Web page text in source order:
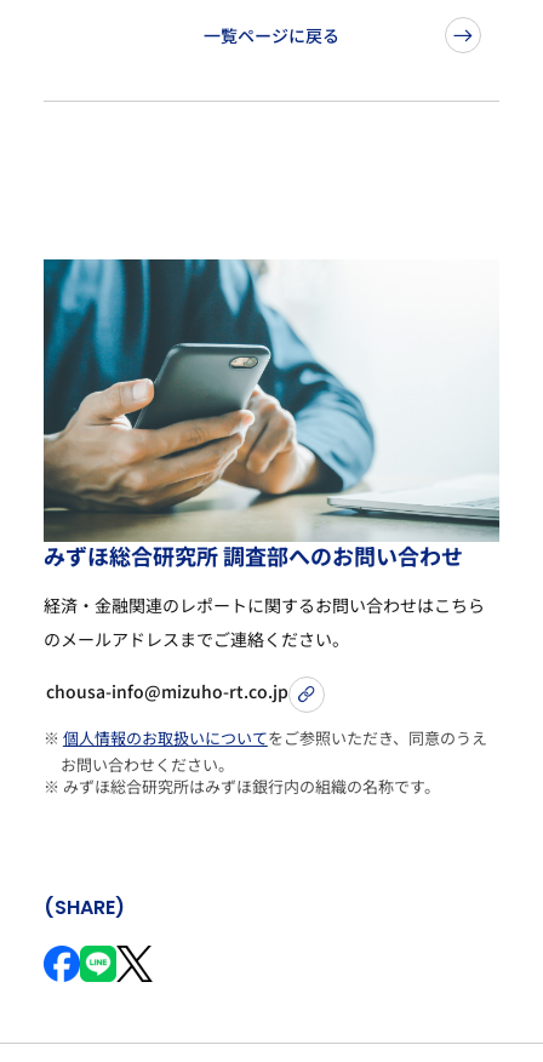
一覧ページに戻る
みずほ総合研究所調査部へのお問い合わせ
経済・金融関連のレポートに関するお問い合わせはこちら
のメールアドレスまでご連絡ください。
chousa-info@mizuho-rt.co.jp
※ 個人情報のお取扱いについてをご参照いただき、同意のうえ
お問い合わせください。
※ みずほ総合研究所はみずほ銀行内の組織の名称です。
(SHARE)